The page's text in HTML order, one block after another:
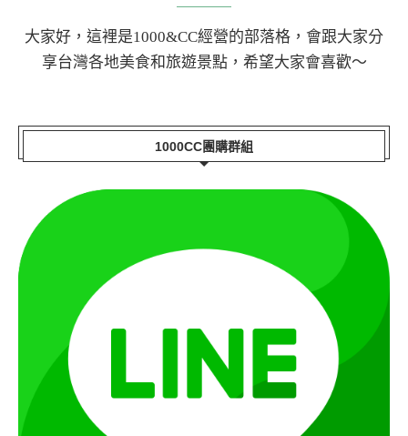
大家好，這裡是1000&CC經營的部落格，會跟大家分
享台灣各地美食和旅遊景點，希望大家會喜歡～
1000CC團購群組